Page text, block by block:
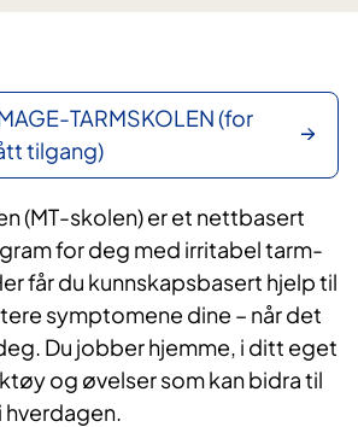
TARMSKOLEN (for
tilgang)
(MT-skolen) er et nettbasert
for deg med irritabel tarm-
får du kunnskapsbasert hjelp til
symptomene dine – når det
Du jobber hjemme, i ditt eget
og øvelser som kan bidra til
hverdagen.